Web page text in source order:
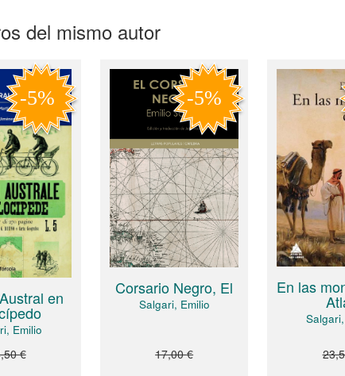
del mismo autor
en
Emilio
€
Corsario Negro, El
Salgari, Emilio
17,00 €
En las